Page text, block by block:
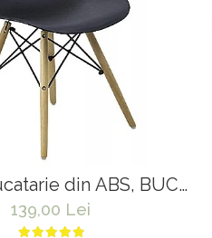
din ABS, BUC
cadru lemn, 100
kg
139,00 Lei